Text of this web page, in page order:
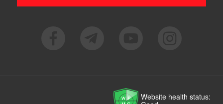
Website health status: